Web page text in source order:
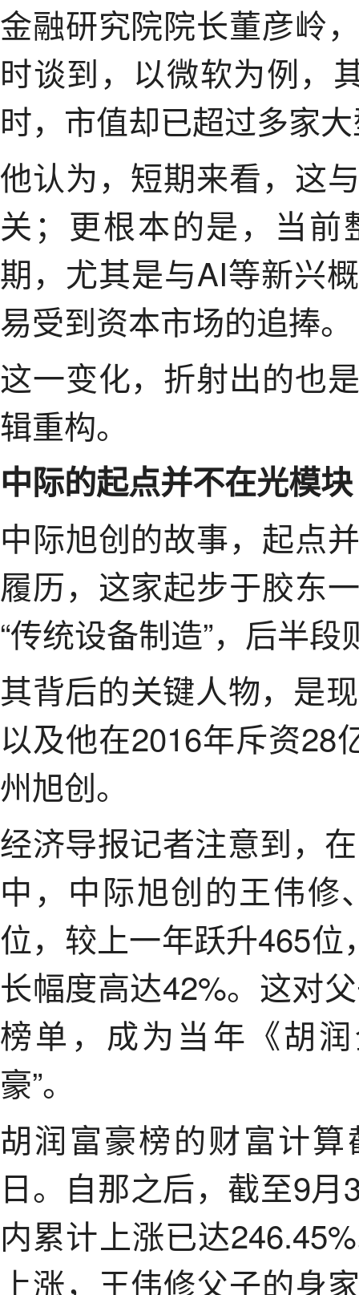
金融研究院院长董彦岭
时谈到，以微软为例，
时，市值却已超过多家
他认为，短期来看，这
关；更根本的是，当
期，尤其是与AI等新兴
易受到资本市场的追捧。
这一变化，折射出的也
辑重构。
中际的起点并不在光模块
中际旭创的故事，起点
履历，这家起步于胶东
“传统设备制造”，后半
其背后的关键人物，是
以及他在2016年斥资
州旭创。
经济导报记者注意到，
中，中际旭创的王伟修
位，较上一年跃升465
长幅度高达42%。这对
榜单，成为当年《胡
豪”。
胡润富豪榜的财富计
日。自那之后，截至9
内累计上涨已达
上涨，王伟修父子的身